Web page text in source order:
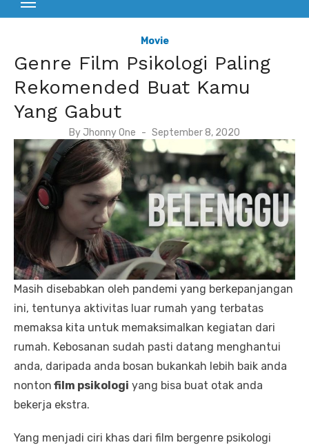
Movie
Genre Film Psikologi Paling
Rekomended Buat Kamu
Yang Gabut
By Jhonny One
P
o
e
d
o
n
September 8, 2020
Masih disebabkan oleh pandemi yang berkepanjangan
ini, tentunya aktivitas luar rumah yang terbatas
memaksa kita untuk memaksimalkan kegiatan dari
rumah. Kebosanan sudah pasti datang menghantui
anda, daripada anda bosan bukankah lebih baik anda
nonton film psikologi yang bisa buat otak anda
bekerja ekstra.
Yang menjadi ciri khas dari film bergenre psikologi